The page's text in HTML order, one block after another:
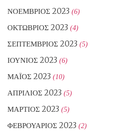
ΝΟΈΜΒΡΙΟΣ 2023 (6)
ΟΚΤΏΒΡΙΟΣ 2023 (4)
ΣΕΠΤΈΜΒΡΙΟΣ 2023 (5)
ΙΟΎΝΙΟΣ 2023 (6)
ΜΆΙΟΣ 2023 (10)
ΑΠΡΊΛΙΟΣ 2023 (5)
ΜΆΡΤΙΟΣ 2023 (5)
ΦΕΒΡΟΥΆΡΙΟΣ 2023 (2)